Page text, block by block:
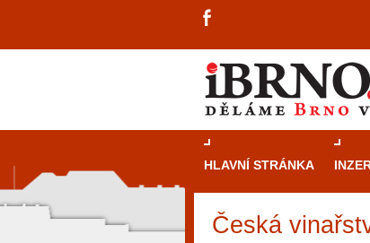
HLAVNÍ STRÁNKA
Česká